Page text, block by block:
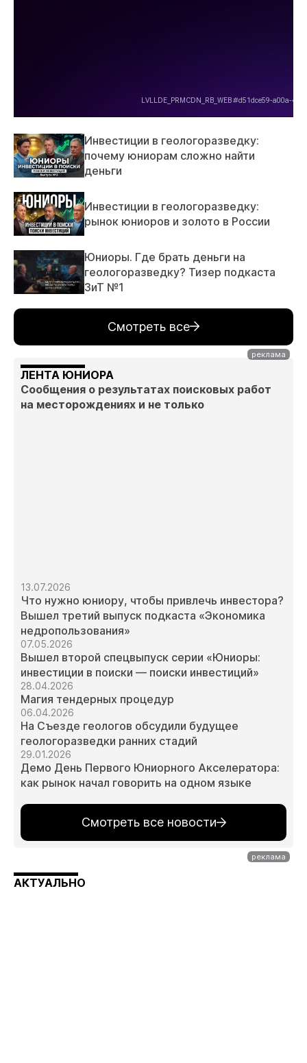
Инвестиции в геологоразведку:
почему юниорам сложно найти
деньги
Инвестиции в геологоразведку:
рынок юниоров и золото в России
Юниоры. Где брать деньги на
геологоразведку? Тизер подкаста
ЗиТ №1
Смотреть все
ЛЕНТА ЮНИОРА
Сообщения о результатах поисковых работ
на месторождениях и не только
13.07.2026
Что нужно юниору, чтобы привлечь инвестора?
Вышел третий выпуск подкаста «Экономика
недропользования»
07.05.2026
Вышел второй спецвыпуск серии «Юниоры:
инвестиции в поиски — поиски инвестиций»
28.04.2026
Магия тендерных процедур
06.04.2026
На Съезде геологов обсудили будущее
геологоразведки ранних стадий
29.01.2026
Демо День Первого Юниорного Акселератора:
как рынок начал говорить на одном языке
Смотреть все новости
АКТУАЛЬНО